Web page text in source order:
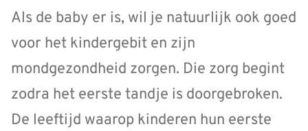
Als de baby er is, wil je natuurlijk ook goed
voor het kindergebit en zijn
mondgezondheid zorgen. Die zorg begint
zodra het eerste tandje is doorgebroken.
De leeftijd waarop kinderen hun eerste